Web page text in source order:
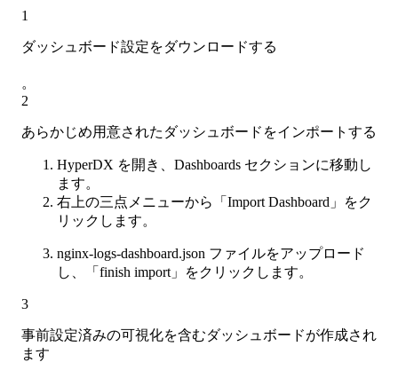
1
ダッシュボード設定をダウンロードする
。
2
あらかじめ用意されたダッシュボードをインポートする
HyperDX を開き、Dashboards セクションに移動し
ます。
右上の三点メニューから「Import Dashboard」をク
リックします。
nginx-logs-dashboard.json ファイルをアップロード
し、「finish import」をクリックします。
3
事前設定済みの可視化を含むダッシュボードが作成され
ます